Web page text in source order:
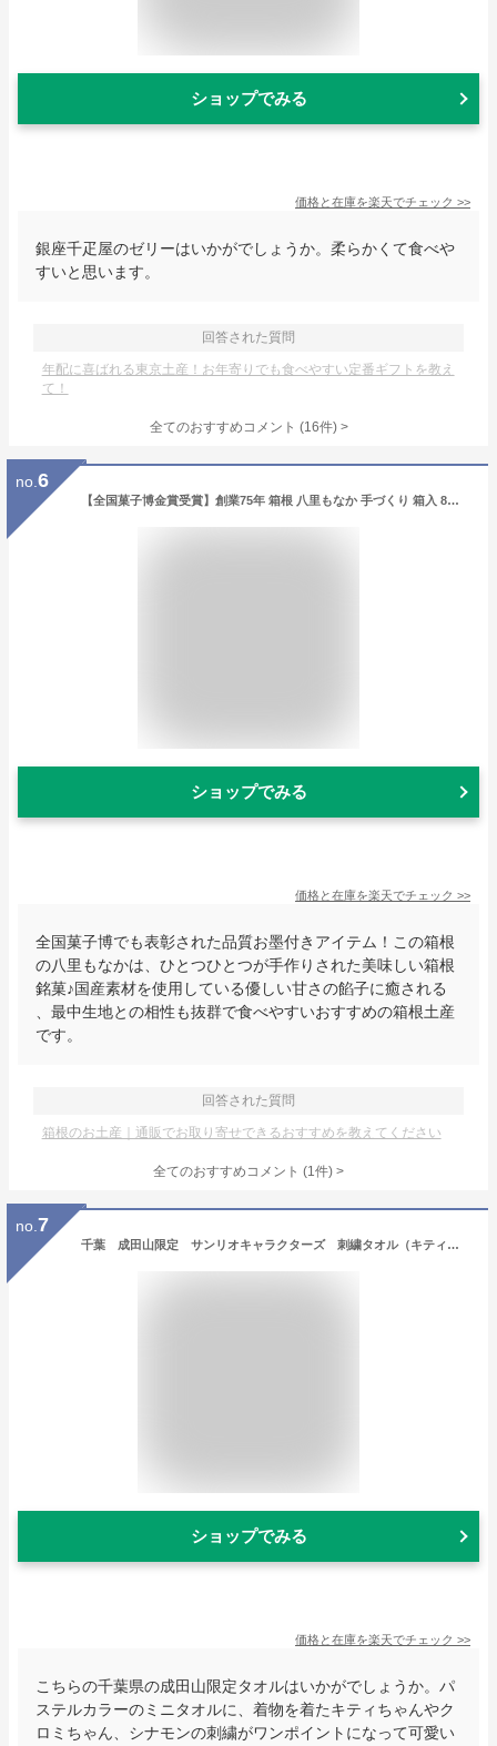
ショップでみる
価格と在庫を楽天でチェック >>
銀座千疋屋のゼリーはいかがでしょうか。柔らかくて食べや
すいと思います。
回答された質問
年配に喜ばれる東京土産！お年寄りでも食べやすい定番ギフトを教え
て！
全てのおすすめコメント (16件) >
no. 6
【全国菓子博金賞受賞】創業75年 箱根 八里もなか 手づくり 箱入 8房24個入 お取り寄せ ご当地 銘菓 箱根銘菓 モナカ 最中 和菓子 国産素材使用 和スイーツ スイーツ 生菓子
ショップでみる
価格と在庫を楽天でチェック >>
全国菓子博でも表彰された品質お墨付きアイテム！この箱根
の八里もなかは、ひとつひとつが手作りされた美味しい箱根
銘菓♪国産素材を使用している優しい甘さの餡子に癒される
、最中生地との相性も抜群で食べやすいおすすめの箱根土産
です。
回答された質問
箱根のお土産｜通販でお取り寄せできるおすすめを教えてください
全てのおすすめコメント (1件) >
no. 7
千葉 成田山限定 サンリオキャラクターズ 刺繍タオル（キティ・クロミ・シナモロール）
ショップでみる
価格と在庫を楽天でチェック >>
こちらの千葉県の成田山限定タオルはいかがでしょうか。パ
ステルカラーのミニタオルに、着物を着たキティちゃんやク
ロミちゃん、シナモンの刺繍がワンポイントになって可愛い